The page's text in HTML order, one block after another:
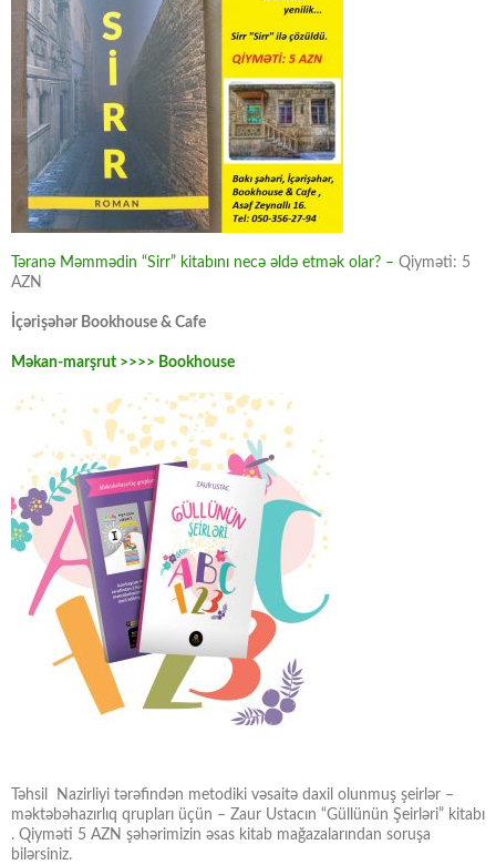
Təranə Məmmədin “Sirr” kitabını necə əldə etmək olar? – Qiyməti: 5
AZN
İçərişəhər Bookhouse & Cafe
Məkan-marşrut >>>> Bookhouse
Təhsil Nazirliyi tərəfindən metodiki vəsaitə daxil olunmuş şeirlər –
məktəbəhazırlıq qrupları üçün – Zaur Ustacın “Güllünün Şeirləri” kitabı
. Qiyməti 5 AZN şəhərimizin əsas kitab mağazalarından soruşa
bilərsiniz.